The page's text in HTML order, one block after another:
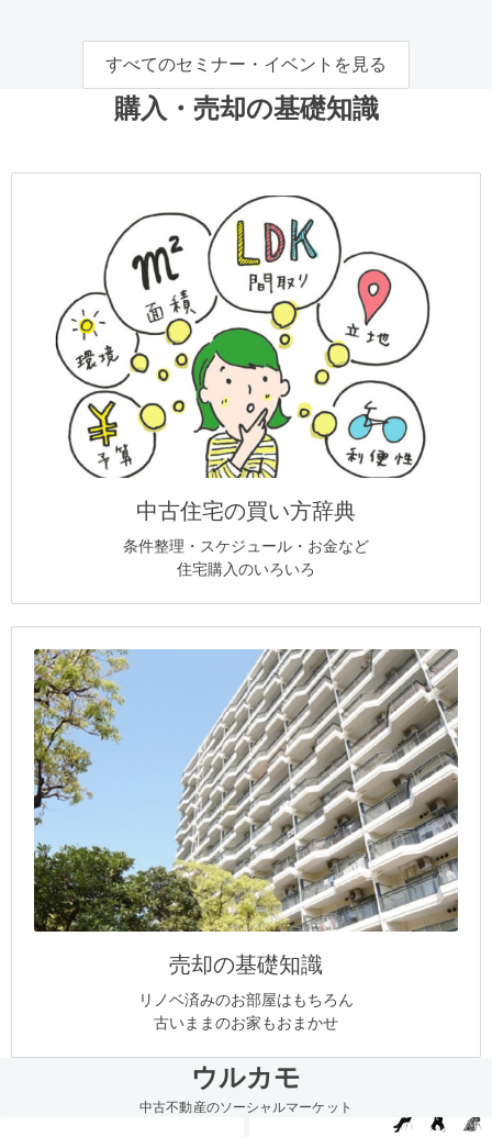
すべてのセミナー・イベントを見る
購入・売却の基礎知識
中古住宅の買い方辞典
条件整理・スケジュール・お金など
住宅購入のいろいろ
売却の基礎知識
リノベ済みのお部屋はもちろん
古いままのお家もおまかせ
ウルカモ
中古不動産のソーシャルマーケット